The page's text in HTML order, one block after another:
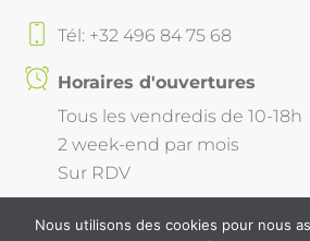
Tél: +32 496 84 75 68
Horaires d'ouvertures
Tous les vendredis de 10-18h
2 week-end par mois
Sur RDV
Nous utilisons des cookies pour nous